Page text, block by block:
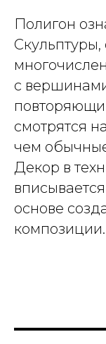
Полигон
с
смотрятся
чем
Декор в
основе
композиции.
почта для связи
+7 (982) 224-
+7 (908) 887-
телефоны для связи
Контакты
ОБСУДИТЬ